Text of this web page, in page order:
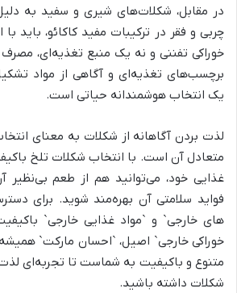
در مقابل، شکلات‌های شیری و سفید به
چربی و فقر در ترکیبات مفید کاکائو، باید
خوراکی تفننی و نه یک منبع تغذیه‌ای،
برچسب‌های تغذیه‌ای و آگاهی از مواد
یک انتخاب هوشمندانه حیاتی است.
لذت بردن آگاهانه از شکلات به معنای
متعادل آن است. با انتخاب شکلات تلخ
غذایی خود، می‌توانید هم از طعم بی‌نظیر
فواید سلامتی آن بهره‌مند شوید. برای
های خارجی` و `مواد غذایی خارجی`
خوراکی خارجی` اصیل، `احسان مارکت`
متنوع و باکیفیت به شماست تا تجربه‌ای
شکلات داشته باشید.